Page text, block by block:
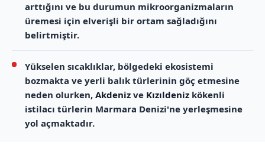
arttığını ve bu durumun mikroorganizmaların
üremesi için elverişli bir ortam sağladığını
belirtmiştir.
Yükselen sıcaklıklar, bölgedeki ekosistemi
bozmakta ve yerli balık türlerinin göç etmesine
neden olurken, Akdeniz ve Kızıldeniz kökenli
istilacı türlerin Marmara Denizi'ne yerleşmesine
yol açmaktadır.